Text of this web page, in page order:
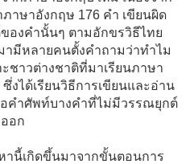
าษาอังกฤษ 176 คำ เขียนผิด
องคำนั้นๆ ตามอักขรวิธีไทย
ามีหลายคนตั้งคำถามว่าทำไม
ชาวต่างชาติที่มาเรียนภาษา
งได้เรียนวิธีการเขียนและอ่าน
อคำศัพท์บางคำที่ไม่มีวรรณยุกต์
อก
นี้เกิดขึ้นมาจากขั้นตอนการ